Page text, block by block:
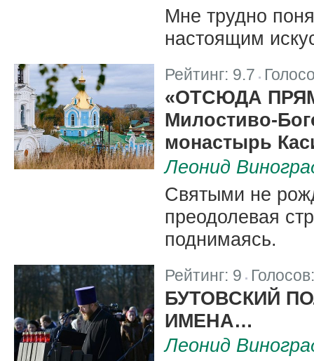
Мне трудно
настоящим
Рейтинг: 9.7
«ОТСЮДА
Милостиво-
монастырь
Леонид
Святыми не
преодолевая
поднимаясь.
Рейтинг: 9
БУТОВСКИЙ
ИМЕНА…
Леонид